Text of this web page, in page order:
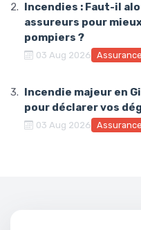
Incendies : Faut-il
assureurs pour
pompiers ?
03 Aug 2026 Assurance
Incendie majeur en
pour déclarer vos
03 Aug 2026 Assurance